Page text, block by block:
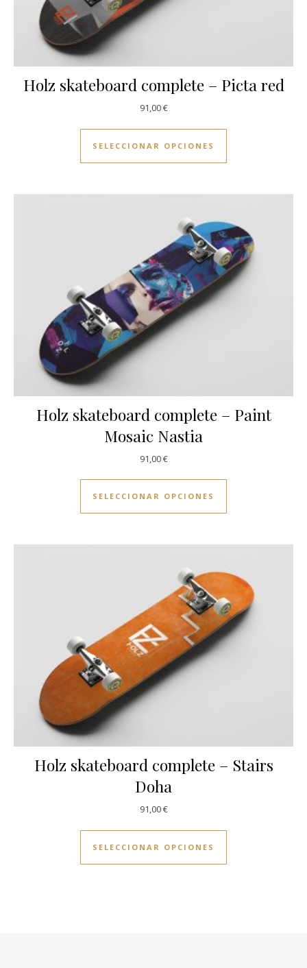
Holz skateboard complete – Picta red
91,00€
SELECCIONAR OPCIONES
Este producto
Holz skateboard complete – Paint
Mosaic Nastia
91,00€
SELECCIONAR OPCIONES
Este producto
Holz skateboard complete – Stairs
Doha
91,00€
SELECCIONAR OPCIONES
Este producto